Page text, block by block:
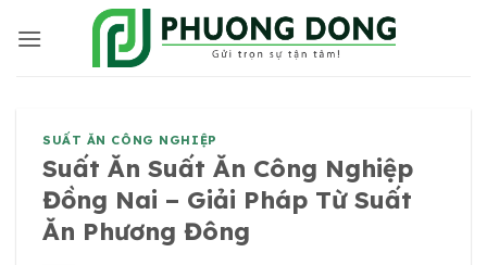
qua
SUẤT ĂN CÔNG NGHIỆP
Suất Ăn Suất Ăn Công Nghiệp
Đồng Nai – Giải Pháp Từ Suất
Ăn Phương Đông